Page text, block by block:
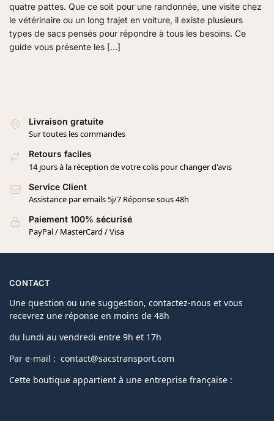
quatre pattes. Que ce soit pour une randonnée, une visite chez
le vétérinaire ou un long trajet en voiture, il existe plusieurs
types de sacs pensés pour répondre à tous les besoins. Ce
guide vous présente les […]
Livraison gratuite
Sur toutes les commandes
Retours faciles
14 jours à la réception de votre colis pour changer d'avis
Service Client
Assistance par emails 5j/7 Réponse sous 48h
Paiement 100% sécurisé
PayPal / MasterCard / Visa
CONTACT
Une question ou une suggestion, contactez-nous et vous
recevrez une réponse en moins de 48h
du lundi au vendredi entre 9h et 17h
Par e-mail : contact@sacstransport.com
Cette boutique appartient à une entreprise française :